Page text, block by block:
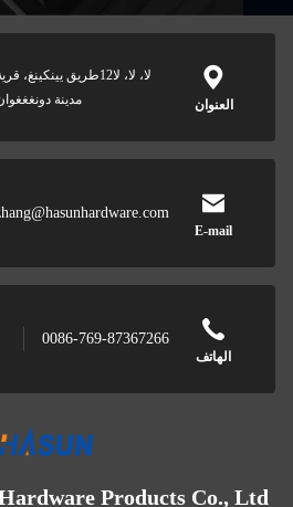
العنوان
لا، لا، لا12طريق
مدينة
E-mail
الهاتف
0086-769-87367266
Products Co., Ltd.